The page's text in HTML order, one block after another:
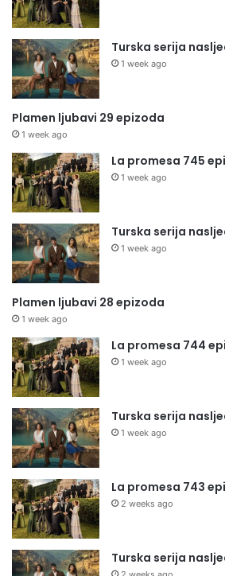
Turska serija
1 week ago
Plamen ljubavi 29 epizoda
1 week ago
La promesa 745
1 week ago
Turska serija
1 week ago
Plamen ljubavi 28 epizoda
1 week ago
La promesa 744
1 week ago
Turska serija
1 week ago
La promesa 743
2 weeks ago
Turska serija